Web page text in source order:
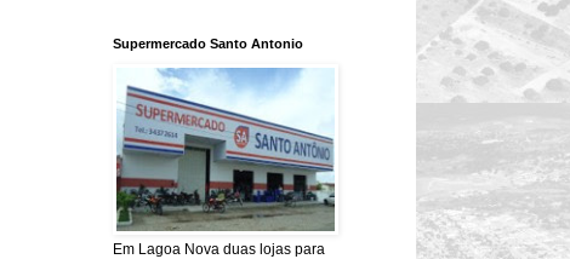
Supermercado Santo Antonio
Em Lagoa Nova duas lojas para